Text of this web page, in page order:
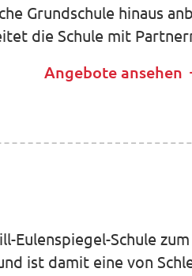
Grundschule hinaus
die Schule mit
Angebote ansehen
Eulenspiegel-Schule zum
ist damit eine von